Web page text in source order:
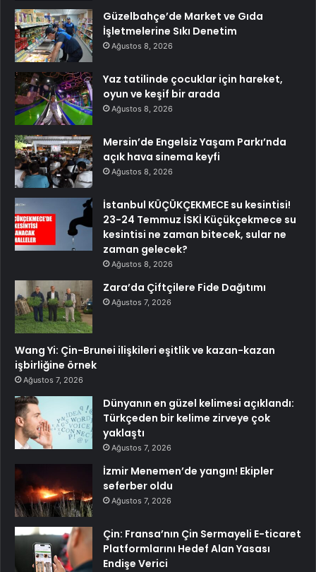
Güzelbahçe’de Market ve Gıda
İşletmelerine Sıkı Denetim
Ağustos 8, 2026
Yaz tatilinde çocuklar için hareket,
oyun ve keşif bir arada
Ağustos 8, 2026
Mersin’de Engelsiz Yaşam Parkı’nda
açık hava sinema keyfi
Ağustos 8, 2026
İstanbul KÜÇÜKÇEKMECE su kesintisi!
23-24 Temmuz İSKİ Küçükçekmece su
kesintisi ne zaman bitecek, sular ne
zaman gelecek?
Ağustos 8, 2026
Zara’da Çiftçilere Fide Dağıtımı
Ağustos 7, 2026
Wang Yi: Çin-Brunei ilişkileri eşitlik ve kazan-kazan
işbirliğine örnek
Ağustos 7, 2026
Dünyanın en güzel kelimesi açıklandı:
Türkçeden bir kelime zirveye çok
yaklaştı
Ağustos 7, 2026
İzmir Menemen’de yangın! Ekipler
seferber oldu
Ağustos 7, 2026
Çin: Fransa’nın Çin Sermayeli E-ticaret
Platformlarını Hedef Alan Yasası
Endişe Verici